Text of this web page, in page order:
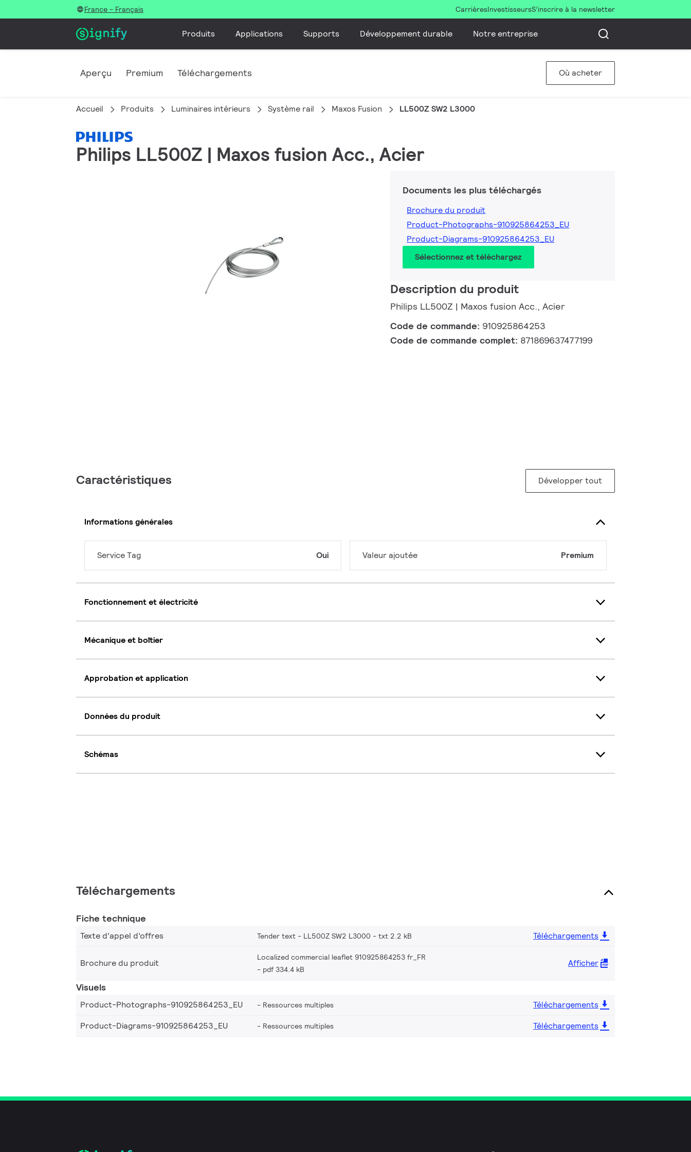
France - Français CarrièresInvestisseursS’inscrire à la newsletter
Produits Applications Supports Développement durable Notre entreprise
Aperçu Premium Téléchargements Où acheter
Accueil Produits Luminaires intérieurs Système rail Maxos Fusion LL500Z SW2 L3000
Philips LL500Z | Maxos fusion Acc., Acier
Documents les plus téléchargés
Brochure du produit
Product-Photographs-910925864253_EU
Product-Diagrams-910925864253_EU
Sélectionnez et téléchargez
Description du produit
Philips LL500Z | Maxos fusion Acc., Acier
Code de commande: 910925864253
Code de commande complet: 871869637477199
Caractéristiques Développer tout
Informations générales
Service Tag Oui Valeur ajoutée Premium
Fonctionnement et électricité
Mécanique et boîtier
Approbation et application
Données du produit
Schémas
Téléchargements
Fiche technique
Texte d’appel d’offres Tender text - LL500Z SW2 L3000 txt 2.2 kB Téléchargements
Brochure du produit
Localized commercial leaflet 910925864253 fr_FR
pdf 334.4 kB
Afficher
Visuels
Product-Photographs-910925864253_EU Ressources multiples
Téléchargements
Product-Diagrams-910925864253_EU
Ressources multiples Téléchargements